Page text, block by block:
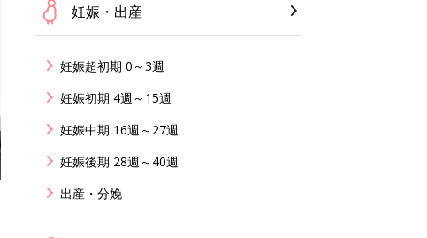
妊娠・出産
妊娠超初期 0～3週
妊娠初期 4週～15週
妊娠中期 16週～27週
妊娠後期 28週～40週
出産・分娩